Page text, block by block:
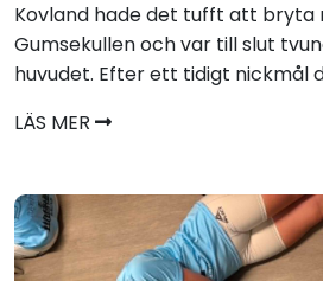
Kovland hade det tufft att bryta
Gumsekullen och var till slut
huvudet. Efter ett tidigt nickmål
LÄS MER